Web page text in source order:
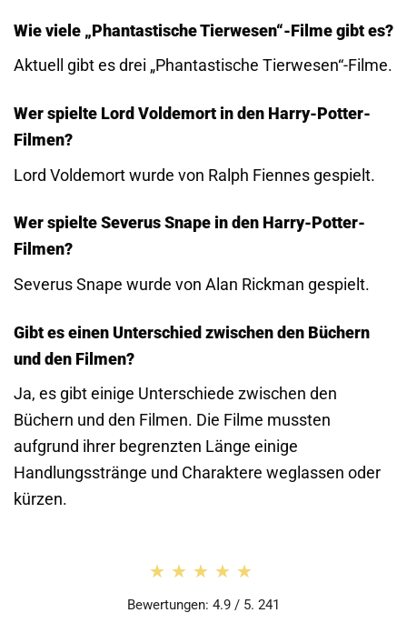
Wie viele „Phantastische Tierwesen“-Filme gibt es?
Aktuell gibt es drei „Phantastische Tierwesen“-Filme.
Wer spielte Lord Voldemort in den Harry-Potter-
Filmen?
Lord Voldemort wurde von Ralph Fiennes gespielt.
Wer spielte Severus Snape in den Harry-Potter-
Filmen?
Severus Snape wurde von Alan Rickman gespielt.
Gibt es einen Unterschied zwischen den Büchern
und den Filmen?
Ja, es gibt einige Unterschiede zwischen den
Büchern und den Filmen. Die Filme mussten
aufgrund ihrer begrenzten Länge einige
Handlungsstränge und Charaktere weglassen oder
kürzen.
★★★★★
★★★★★
Bewertungen: 4.9 / 5. 241